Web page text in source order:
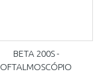
BETA 200S -
OFTALMOSCÓPIO